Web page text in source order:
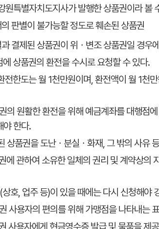
원특별자치도지사가 발행한 상품권이라 볼
판별이 불가능할 정도로 훼손된 상품권
결제된 상품권이 위ㆍ변조 상품권일 경우
상품권의 환전을 수시로 요청할 수 있다.
전한도는 월 1천만원이며, 환전액이 월 1천
의 원활한 환전을 위해 예금계좌를 대행점
야 한다.
상품권을 도난ㆍ분실ㆍ화재, 그 밖의 사유
에 관하여 소유한 일체의 권리 및 계약상의
호, 업주 등)이 있을 때에는 다시 신청해야
사용자의 편의를 위해 가맹점을 나타내는
사용자에게 현금영수증 발급 및 물품을 제